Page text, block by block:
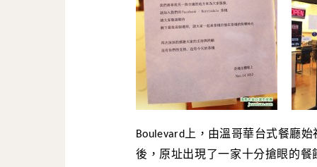
Boulevard上，由溫哥華台式餐廳
後，原址出現了一家十分搶眼的